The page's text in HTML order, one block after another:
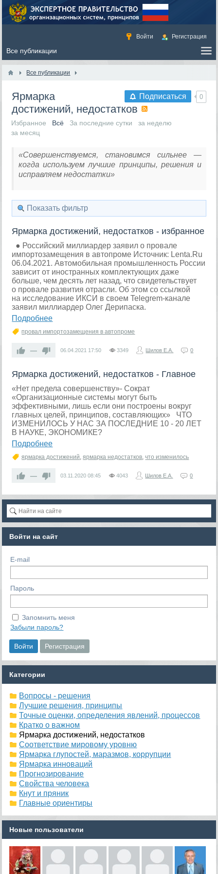
Войти Регистрация
Все публикации
Подписаться 0
Ярмарка
достижений, недостатков
Избранное Всё За последние сутки
за неделю
за месяц
«Совершенствуемся, становимся сильнее —
когда используем лучшие принципы, решения и
исправляем недостатки»
Показать фильтр
Ярмарка достижений, недостатков - избранное
● Российский миллиардер заявил о провале
импортозамещения в автопроме Источник: Lenta.Ru
06.04.2021. Автомобильная промышленность России
зависит от иностранных комплектующих даже
больше, чем десять лет назад, что свидетельствует
о провале развития отрасли. Об этом со ссылкой
на исследование ИКСИ в своем Telegrem-канале
заявил миллиардер Олег Дерипаска.
Подробнее
провал импортозамещения в автопроме
— 06.04.2021 17:50 3349 Шилов Е.А. 0
Ярмарка достижений, недостатков - Главное
«Нет предела совершенству»- Сократ
«Организационные системы могут быть
эффективными, лишь если они построены вокруг
главных целей, принципов, составляющих» ЧТО
ИЗМЕНИЛОСЬ У НАС ЗА ПОСЛЕДНИЕ 10 - 20 ЛЕТ
В НАУКЕ, ЭКОНОМИКЕ?
Подробнее
ярмарка достижений,ярмарка недостатков,что изменилось
— 03.11.2020 08:45 4043 Шилов Е.А. 0
Войти на сайт
E-mail
Пароль
Запомнить меня
Забыли пароль?
Категории
Вопросы - решения
Лучшие решения, принципы
Точные оценки, определения явлений, процессов
Кратко о важном
Ярмарка достижений, недостатков
Соответствие мировому уровню
Ярмарка глупостей, маразмов, коррупции
Ярмарка инноваций
Прогнозирование
Свойства человека
Кнут и пряник
Главные ориентиры
Новые пользователи